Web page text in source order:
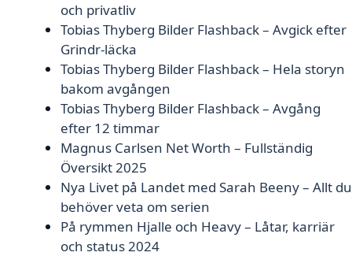
och privatliv
Tobias Thyberg Bilder Flashback – Avgick efter
Grindr-läcka
Tobias Thyberg Bilder Flashback – Hela storyn
bakom avgången
Tobias Thyberg Bilder Flashback – Avgång
efter 12 timmar
Magnus Carlsen Net Worth – Fullständig
Översikt 2025
Nya Livet på Landet med Sarah Beeny – Allt du
behöver veta om serien
På rymmen Hjalle och Heavy – Låtar, karriär
och status 2024